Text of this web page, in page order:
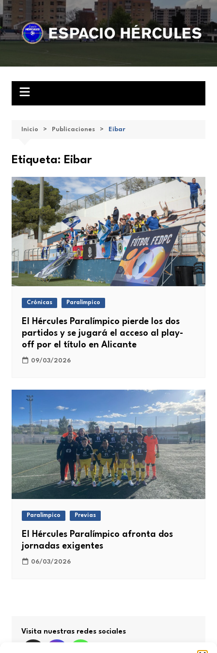
Saltar
al
contenido
Inicio Publicaciones Eibar
Etiqueta: Eibar
Crónicas Paralímpico
El Hércules Paralímpico pierde los dos
partidos y se jugará el acceso al play-
off por el título en Alicante
09/03/2026
Paralímpico Previas
El Hércules Paralímpico afronta dos
jornadas exigentes
06/03/2026
Visita nuestras redes sociales